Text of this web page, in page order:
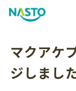
マクアケ
ジしまし